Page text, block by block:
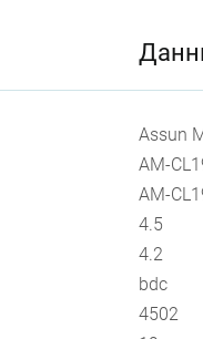
Assun
AM-
AM-
4.5
4.2
bdc
4502